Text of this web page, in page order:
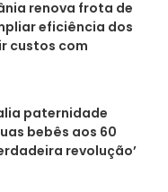
renova frota de
eficiência dos
custos com
paternidade
bebês aos 60
revolução’